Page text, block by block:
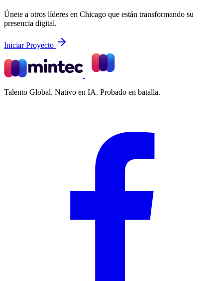
Únete a otros líderes en Chicago que están transformando su
presencia digital.
Iniciar Proyecto
Talento Global. Nativo en IA. Probado en batalla.